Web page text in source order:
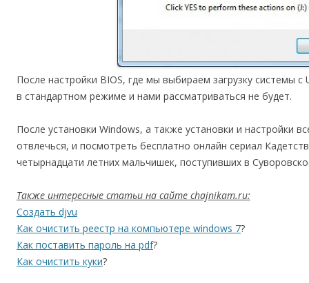
После настройки BIOS, где мы выбираем загрузку системы
в стандартном режиме и нами рассматриваться не будет.
После установки Windows, а также установки и настройки
отвлечься, и посмотреть бесплатно онлайн сериал
четырнадцати летних мальчишек, поступивших в
Также интересные статьи на сайте chajnikam.ru:
Создать djvu
Как очистить реестр на компьютере windows 7?
Как поставить пароль на pdf?
Как очистить куки?